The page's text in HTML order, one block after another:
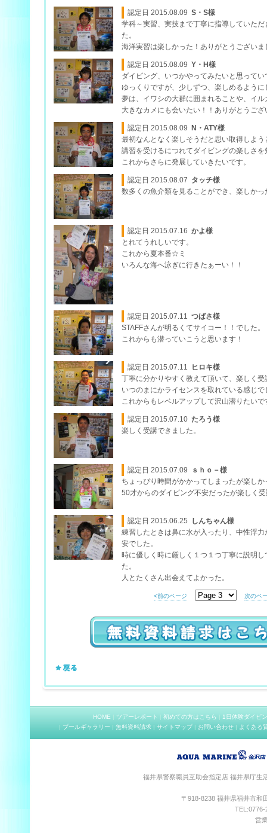
認定日 2015.08.09 S・S様
学科～実習、実技まで丁寧に指導していた
た。
海洋実習は楽しかった！ありがとうございま
認定日 2015.08.09 Y・H様
ダイビング、いつかやってみたいと思って
ゆっくりですが、少しずつ、楽しめるよう
夢は、イワシの大群に囲まれることや、イ
大きなカメにも会いたい！！ありがとうござ
認定日 2015.08.09
N・ATY様
最初なんとなく楽しそうだと思い取得しよう
講習を受けるにつれてダイビングの楽しさ
これからさらに発展していきたいです。
認定日 2015.08.07 タッチ様
数多くの魚介類を見ることができ、楽しかっ
認定日 2015.07.16 かよ様
とれてうれしいです。
これから夏本番☆ミ
いろんな海へ泳ぎに行きたぁーい！！
認定日 2015.07.11 つばさ様
STAFFさんが明るくてサイコー！！でした。
これからも潜っていこうと思います！
認定日 2015.07.11
ヒロキ様
丁寧に分かりやすく教えて頂いて、楽しく受
いつのまにかライセンスを取れている感じで
これからもレベルアップして沢山潜りたいで
認定日 2015.07.10 たろう様
楽しく受講できました。
認定日 2015.07.09
ｓｈｏ－様
ちょっぴり時間がかかってしまったが楽しか
50才からのダイビング不安だったが楽しく
認定日 2015.06.25
しんちゃん様
練習したときは鼻に水が入ったり、中性浮
安でした。
時に優しく時に厳しく１つ１つ丁寧に説明
た。
人とたくさん出会えてよかった。
<前のページ 次のペ
HOME ツアーレポート 初めての方はこちら
1日体験ダイビ
| プールギャラリー | 無料資料請求| サイトマップ| お問い合わせ| よくある
福井県警察職員互助会指定店 福井県庁生
〒918-8238 福井県福井市
営